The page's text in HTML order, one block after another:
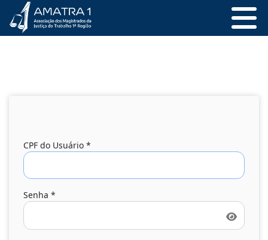
CPF do Usuário *
Senha *
Mostrar